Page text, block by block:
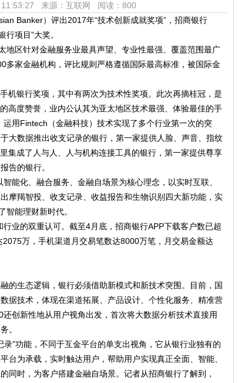
11:53:27 来源：互联网 阅读：800
Banker）评出2017年“技术创新成就奖项”，招商银行
项目”大奖。
地区针对金融服务业最具声望、专业性最强、覆盖范围最广
多家金融机构，评比规则严格遵循国际最高标准，被国际金
机银行奖项，其中有两次为技术性奖项。此次再摘桂冠，是
高度赞誉，业内公认其为亚太地区技术最强、体验最佳的手
用Fintech（金融科技）技术实现了多个行业第一次的突
大数据推出收支记录的银行，第一家提供人脸、声音、指纹
集成了人与人、人与机构连接工具的银行，第一家提供尊享
告的银行。
能化、融合服务、金融自场景为核心理念，以实时互联、
摩羯智投、收支记录、收益报告和生物识别四大新功能，实
能理财新时代。
业的双重认可。截至4月底，招商银行APP下载客户数已超
万，手机渠道月交易笔数达8000万笔，月交易金额达
的生态逻辑，银行必须借助新模式和新技术突围。目前，国
据技术，体现在渠道拓展、产品设计、个性化服务、精准营
创新性地从用户视角出发，首次将大数据分析技术直接用
。
”功能，不同于互金平台的单支出视角，它从银行业独有的
台为承载，实时触达用户，帮助用户实现真正全面、智能、
同时，为客户搭建金融自场景。记者从招商银行了解到，